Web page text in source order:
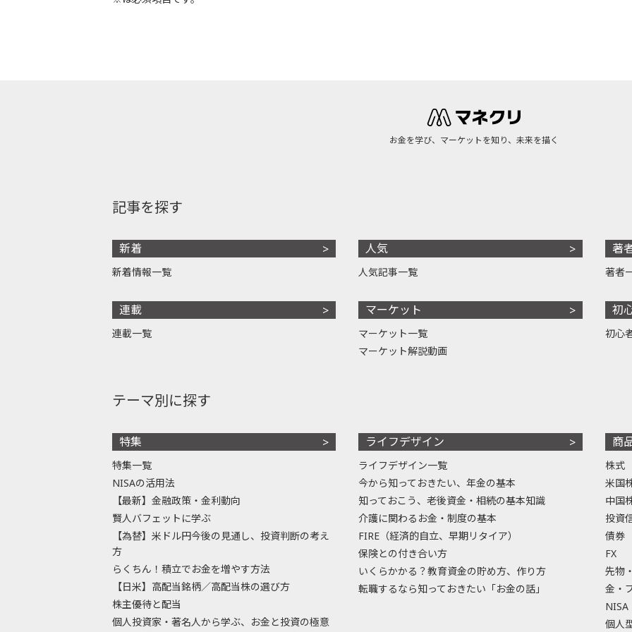
お金を学び、マーケットを知り、未来を描く
記事を探す
新着
新着情報一覧
連載
連載一覧
人気
人気記事一覧
マーケット
マーケット一覧
マーケット解説動画
著
著者
初
初心
テーマ別に探す
特集
特集一覧
NISAの活用法
【最新】金融政策・金利動向
賢人バフェットに学ぶ
【為替】米ドル円今後の見通し、投資判断の考え
方
らくちん！積立でお金を増やす方法
【日米】高配当銘柄／高配当株の選び方
株主優待と配当
個人投資家・著名人から学ぶ、お金と投資の極意
ライフデザイン
ライフデザイン一覧
今から知っておきたい、年金の基本
知っておこう、老後資金・相続の基本知識
介護に関わるお金・制度の基本
FIRE（経済的自立、早期リタイア）
保険との付き合い方
いくらかかる？教育資金の貯め方、作り方
転職するなら知っておきたい「お金の話」
商
株式
米国
中国
投資
債券
FX
先物
金・
NISA
個人